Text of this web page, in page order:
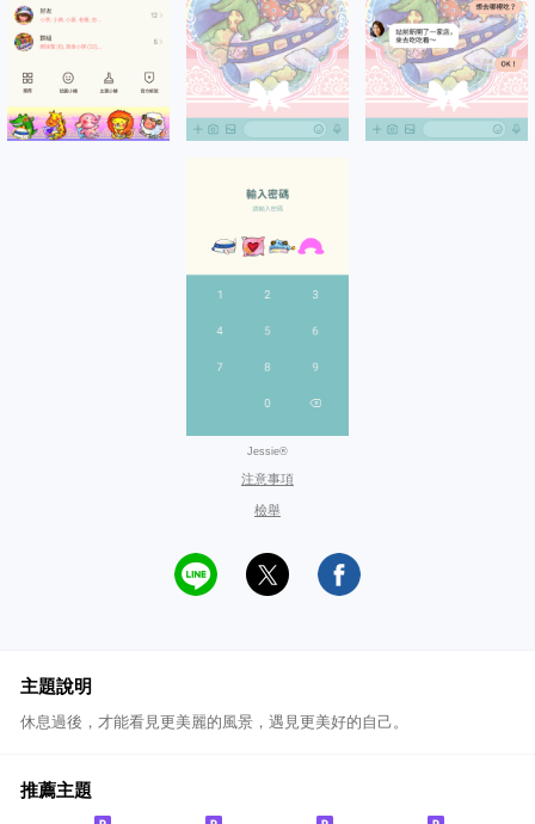
Jessie®
注意事項
檢舉
主題說明
休息過後，才能看見更美麗的風景，遇見更美好的自己。
推薦主題